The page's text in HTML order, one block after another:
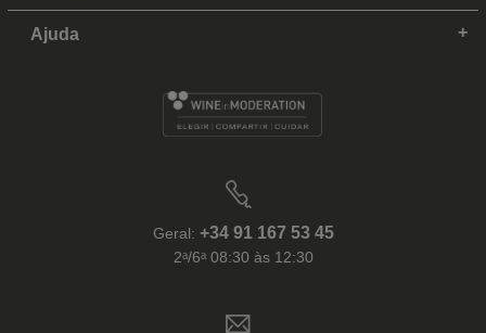
Ajuda
Geral: +34 91 167 53 45
2ᵃ/6ᵃ 08:30 às 12:30